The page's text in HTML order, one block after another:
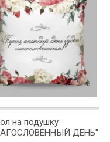
на подушку
ДЕНЬ"